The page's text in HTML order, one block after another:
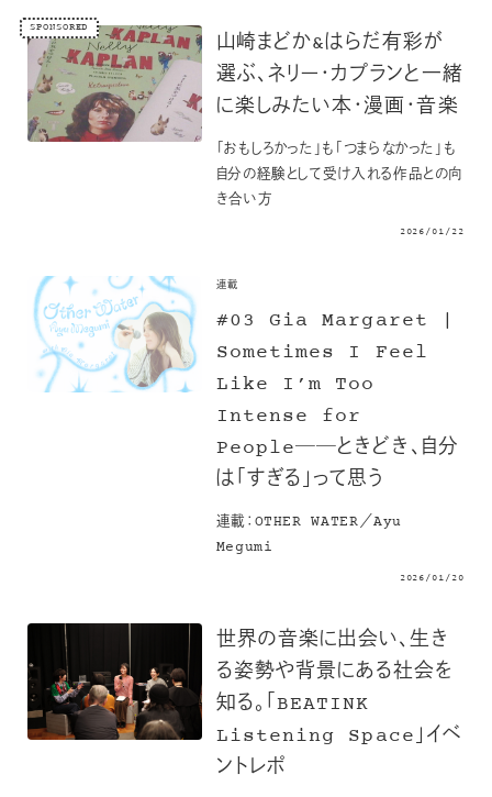
SPONSORED
山崎まどか&はらだ有彩が
選ぶ、ネリー・カプランと一緒
に楽しみたい本・漫画・音楽
「おもしろかった」も「つまらなかった」も
自分の経験として受け入れる作品との向
き合い方
2026/01/22
連載
#03 Gia Margaret |
Sometimes I Feel
Like I’m Too
Intense for
People──ときどき、自分
は「すぎる」って思う
連載：OTHER WATER／Ayu
Megumi
2026/01/20
世界の音楽に出会い、生き
る姿勢や背景にある社会を
知る。「BEATINK
Listening Space」イベ
ントレポ